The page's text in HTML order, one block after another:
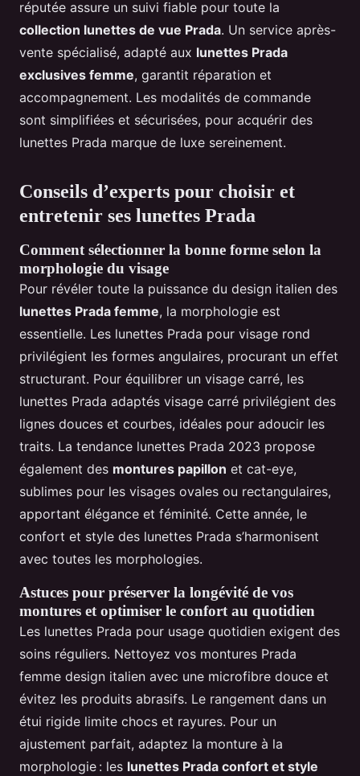
réputée assure un suivi fiable pour toute la
collection lunettes de vue Prada. Un service après-
vente spécialisé, adapté aux lunettes Prada
exclusives femme, garantit réparation et
accompagnement. Les modalités de commande
sont simplifiées et sécurisées, pour acquérir des
lunettes Prada marque de luxe sereinement.
Conseils d’experts pour choisir et
entretenir ses lunettes Prada
Comment sélectionner la bonne forme selon la
morphologie du visage
Pour révéler toute la puissance du design italien des
lunettes Prada femme, la morphologie est
essentielle. Les lunettes Prada pour visage rond
privilégient les formes angulaires, procurant un effet
structurant. Pour équilibrer un visage carré, les
lunettes Prada adaptés visage carré privilégient des
lignes douces et courbes, idéales pour adoucir les
traits. La tendance lunettes Prada 2023 propose
également des montures papillon et cat-eye,
sublimes pour les visages ovales ou rectangulaires,
apportant élégance et féminité. Cette année, le
confort et style des lunettes Prada s’harmonisent
avec toutes les morphologies.
Astuces pour préserver la longévité de vos
montures et optimiser le confort au quotidien
Les lunettes Prada pour usage quotidien exigent des
soins réguliers. Nettoyez vos montures Prada
femme design italien avec une microfibre douce et
évitez les produits abrasifs. Le rangement dans un
étui rigide limite chocs et rayures. Pour un
ajustement parfait, adaptez la monture à la
morphologie : les lunettes Prada confort et style